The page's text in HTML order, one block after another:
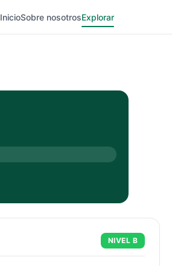
InicioSobre nosotrosExplorar
NIVEL B